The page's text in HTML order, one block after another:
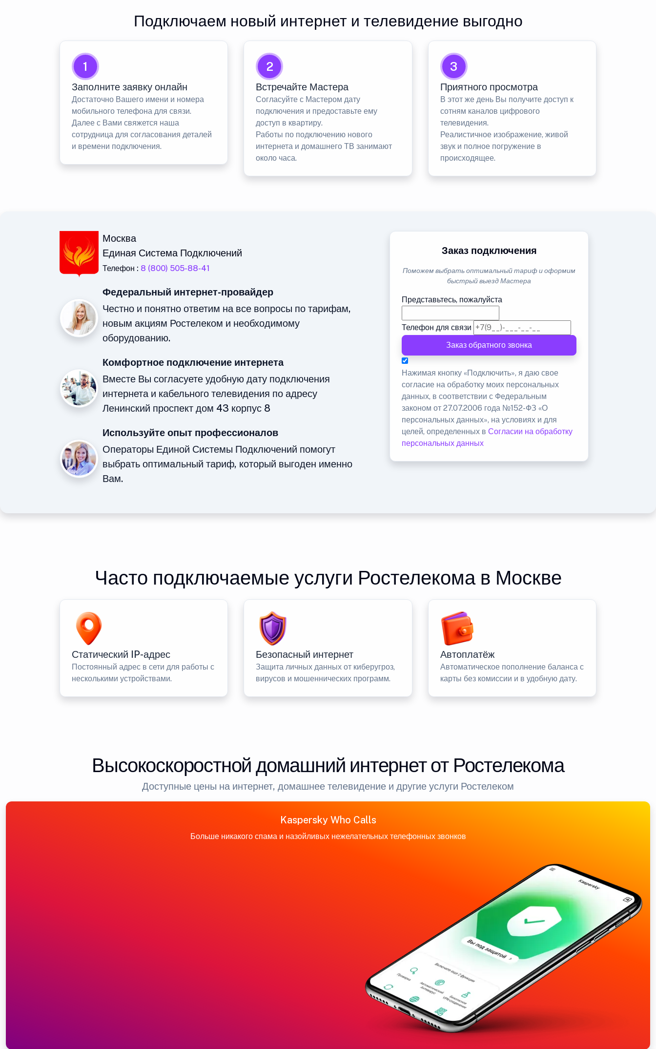
Подключаем новый интернет и телевидение выгодно
1
Заполните заявку онлайн
Достаточно Вашего имени и номера
мобильного телефона для связи.
Далее с Вами свяжется наша
сотрудница для согласования деталей
и времени подключения.
2
Встречайте Мастера
Согласуйте с Мастером дату
подключения и предоставьте ему
доступ в квартиру.
Работы по подключению нового
интернета и домашнего ТВ занимают
около часа.
3
Приятного просмотра
В этот же день Вы получите доступ к
сотням каналов цифрового
телевидения.
Реалистичное изображение, живой
звук и полное погружение в
происходящее.
Москва
Единая Система Подключений
Телефон : 8 (800) 505-88-41
Федеральный интернет-провайдер
Честно и понятно ответим на все вопросы по тарифам,
новым акциям Ростелеком и необходимому
оборудованию.
Комфортное подключение интернета
Вместе Вы согласуете удобную дату подключения
интернета и кабельного телевидения по адресу
Ленинский проспект дом 43 корпус 8
Используйте опыт профессионалов
Операторы Единой Системы Подключений помогут
выбрать оптимальный тариф, который выгоден именно
Вам.
Заказ подключения
Поможем выбрать оптимальный тариф и оформим
быстрый выезд Мастера
Представьтесь, пожалуйста
Телефон для связи
Заказ обратного звонка
Нажимая кнопку «Подключить», я даю свое
согласие на обработку моих персональных
данных, в соответствии с Федеральным
законом от 27.07.2006 года №152-ФЗ «О
персональных данных», на условиях и для
целей, определенных вСогласии на обработку
персональных данных
Часто подключаемые услуги Ростелекома в Москве
Статический IP-адрес
Постоянный адрес в сети для работы с
несколькими устройствами.
Безопасный интернет
Защита личных данных от киберугроз,
вирусов и мошеннических программ.
Автоплатёж
Автоматическое пополнение баланса с
карты без комиссии и в удобную дату.
Высокоскоростной домашний интернет от Ростелекома
Доступные цены на интернет, домашнее телевидение и другие услуги Ростелеком
Kaspersky Who Calls
Больше никакого спама и назойливых нежелательных телефонных звонков